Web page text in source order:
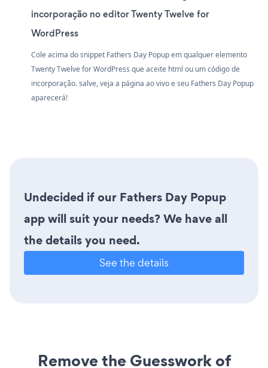
incorporação no editor Twenty Twelve for
WordPress
Cole acima do snippet Fathers Day Popup em qualquer elemento
Twenty Twelve for WordPress que aceite html ou um código de
incorporação. salve, veja a página ao vivo e seu Fathers Day Popup
aparecerá!
Undecided if our Fathers Day Popup
app will suit your needs? We have all
the details you need.
See the details
Remove the Guesswork of